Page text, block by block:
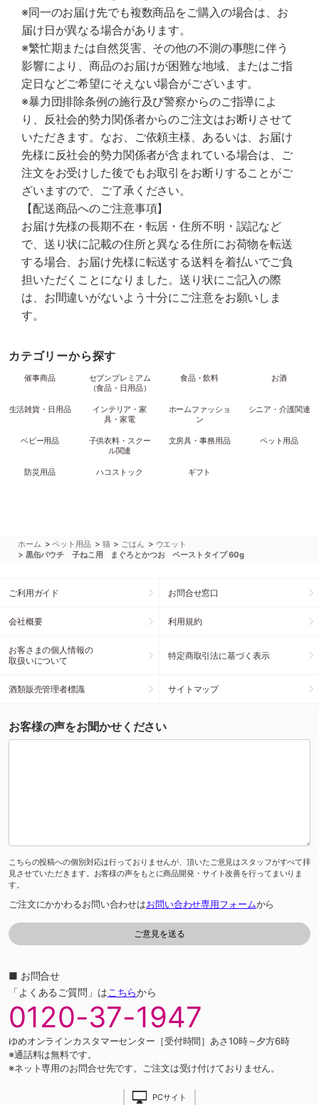
※同一のお届け先でも複数商品をご購入の場合は、お
届け日が異なる場合があります。
※繁忙期または自然災害、その他の不測の事態に伴う
影響により、商品のお届けが困難な地域、またはご指
定日などご希望にそえない場合がございます。
※暴力団排除条例の施行及び警察からのご指導によ
り、反社会的勢力関係者からのご注文はお断りさせて
いただきます。なお、ご依頼主様、あるいは、お届け
先様に反社会的勢力関係者が含まれている場合は、ご
注文をお受けした後でもお取引をお断りすることがご
ざいますので、ご了承ください。
【配送商品へのご注意事項】
お届け先様の長期不在・転居・住所不明・誤記など
で、送り状に記載の住所と異なる住所にお荷物を転送
する場合、お届け先様に転送する送料を着払いでご負
担いただくことになりました。送り状にご記入の際
は、お間違いがないよう十分にご注意をお願いしま
す。
カテゴリーから探す
催事商品
セブンプレミアム
（食品・日用品）
食品・飲料 お酒
生活雑貨・日用品
インテリア・家
具・家電
ホームファッショ
ン
シニア・介護関連
ベビー用品
子供衣料・スクー
ル関連
文房具・事務用品 ペット用品
防災用品 ハコストック ギフト
ホーム >ペット用品 > 猫 > ごはん > ウエット
> 黒缶パウチ 子ねこ用 まぐろとかつお ペーストタイプ 60g
ご利用ガイド お問合せ窓口
会社概要 利用規約
お客さまの個人情報の
取扱いについて
特定商取引法に基づく表示
酒類販売管理者標識 サイトマップ
お客様の声をお聞かせください
こちらの投稿への個別対応は行っておりませんが、頂いたご意見はスタッフがすべて拝
見させていただきます。お客様の声をもとに商品開発・サイト改善を行ってまいりま
す。
ご注文にかかわるお問い合わせはお問い合わせ専用フォームから
■ お問合せ
「よくあるご質問」はこちらから
0120-37-1947
ゆめオンラインカスタマーセンター［受付時間］あさ10時～夕方6時
※通話料は無料です。
※ネット専用のお問合せ先です。ご注文は受け付けておりません。
PCサイト